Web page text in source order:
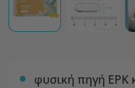
φυσική πηγή ΕΡΚ